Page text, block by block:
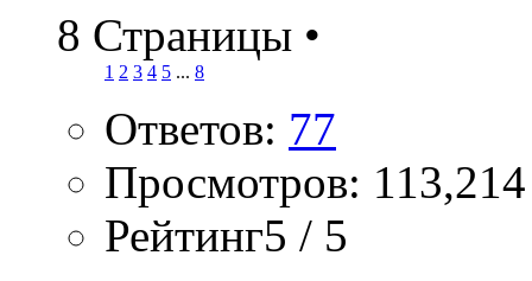
8 Страницы •
1 2 3 4 5 ... 8
Ответов: 77
Просмотров: 113,214
Рейтинг5 / 5